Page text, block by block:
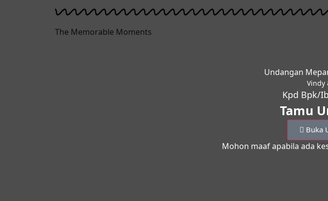
The Memorable Moments
Undangan
Vindy
Kpd Bpk/
Tamu
Buka
Mohon maaf apabila ada